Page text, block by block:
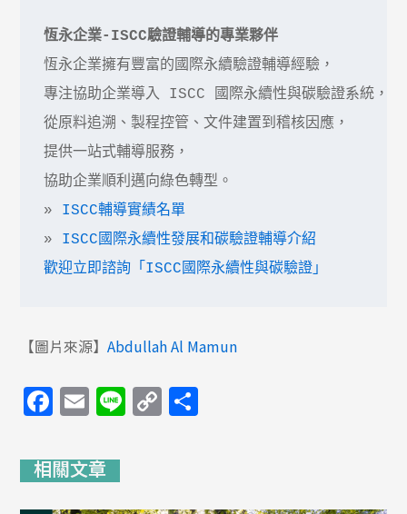
恆永企業-ISCC驗證輔導的專業夥伴
恆永企業擁有豐富的國際永續驗證輔導經驗，
專注協助企業導入 ISCC 國際永續性與碳驗證系統，
從原料追溯、製程控管、文件建置到稽核因應，
提供一站式輔導服務，
協助企業順利邁向綠色轉型。
» ISCC輔導實績名單
» ISCC國際永續性發展和碳驗證輔導介紹
歡迎立即諮詢「ISCC國際永續性與碳驗證」
【圖片來源】Abdullah Al Mamun
Facebook
Email
LineCopy
相關文章